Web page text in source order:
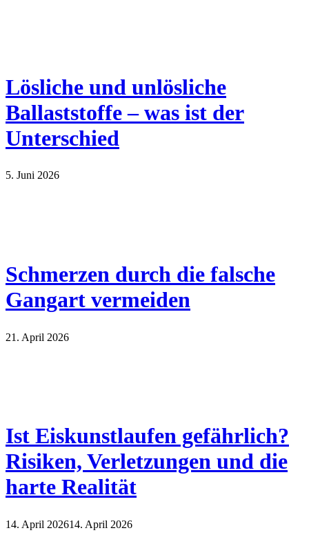
Lösliche und unlösliche
Ballaststoffe – was ist der
Unterschied
5. Juni 2026
Schmerzen durch die falsche
Gangart vermeiden
21. April 2026
Ist Eiskunstlaufen gefährlich?
Risiken, Verletzungen und die
harte Realität
14. April 202614. April 2026